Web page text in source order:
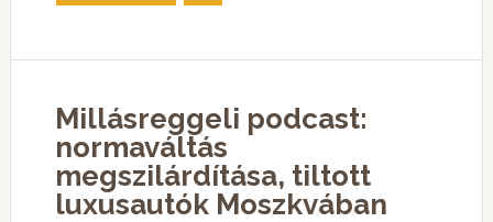
Millásreggeli podcast:
normaváltás
megszilárdítása, tiltott
luxusautók Moszkvában